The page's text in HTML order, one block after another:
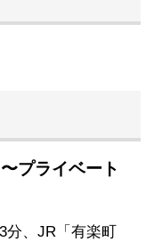
プライベート
分、JR「有楽町